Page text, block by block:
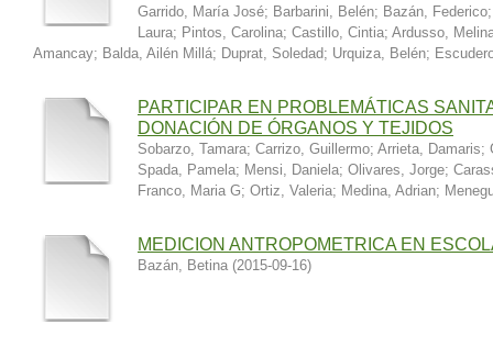
Garrido, María José; Barbarini, Belén; Bazán, Federico
Laura; Pintos, Carolina; Castillo, Cintia; Ardusso,
Amancay; Balda, Ailén Millá; Duprat, Soledad; Urquiza, Belén;
PARTICIPAR EN PROBLEMÁTICAS
DONACIÓN DE ÓRGANOS Y TEJIDOS
Sobarzo, Tamara; Carrizo, Guillermo; Arrieta, Damaris;
Spada, Pamela; Mensi, Daniela; Olivares, Jorge;
Franco, Maria G; Ortiz, Valeria; Medina, Adrian;
MEDICION ANTROPOMETRICA EN
Bazán, Betina (2015-09-16)